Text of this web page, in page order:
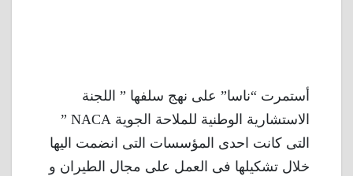
أستمرت “ناسا” على نهج سلفها ” اللجنة
الاستشارية الوطنية للملاحة الجوية NACA ”
التى كانت احدى المؤسسات التى انضمت اليها
خلال تشكيلها فى العمل على مجال الطيران و